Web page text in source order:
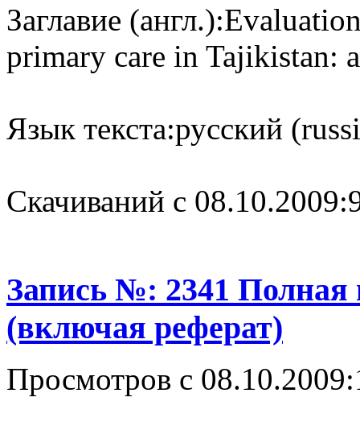
Заглавие (англ.):
primary care in Tajikistan:
Язык текста:русский
Cкачиваний с 08.10.2009:
Запись №: 2341 Полная
(включая реферат)
Просмотров с 08.10.2009: